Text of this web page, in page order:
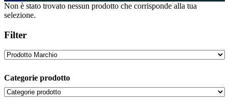
Non è stato trovato nessun prodotto che corrisponde alla tua
selezione.
Filter
Categorie prodotto